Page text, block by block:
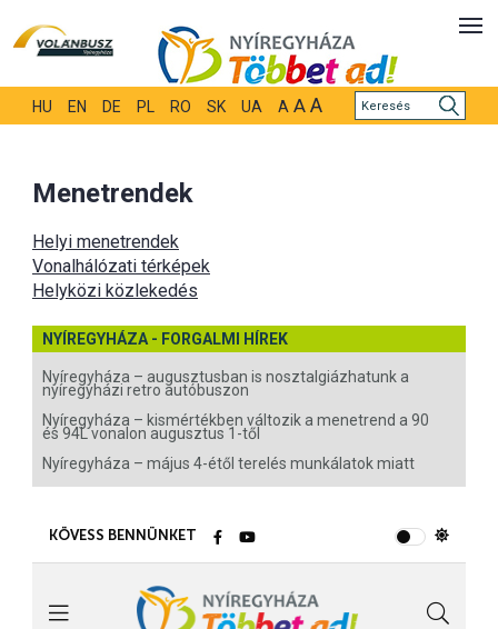
HU EN DE PL RO SK UA A A A
Menetrendek
Helyi menetrendek
Vonalhálózati térképek
Helyközi közlekedés
NYÍREGYHÁZA - FORGALMI HÍREK
Nyíregyháza – augusztusban is nosztalgiázhatunk a
nyíregyházi retro autóbuszon
Nyíregyháza – kismértékben változik a menetrend a 90
és 94L vonalon augusztus 1-től
Nyíregyháza – május 4-étől terelés munkálatok miatt